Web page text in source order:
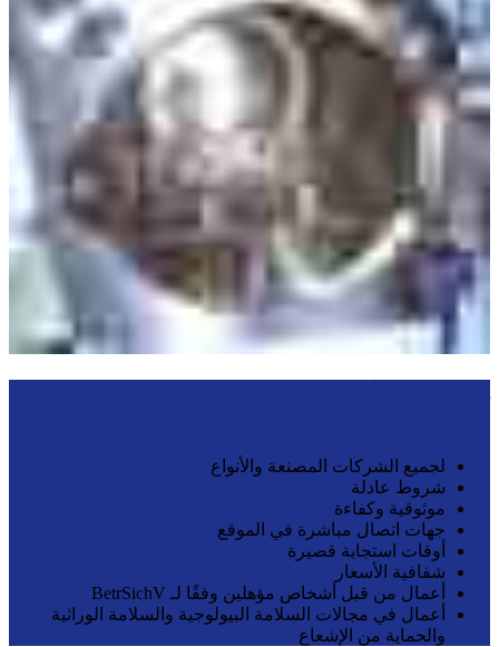
لجميع الشركات المصنعة والأنواع
شروط عادلة
موثوقية وكفاءة
جهات اتصال مباشرة في الموقع
أوقات استجابة قصيرة
شفافية الأسعار
أعمال من قبل أشخاص مؤهلين وفقًا لـ BetrSichV
أعمال في مجالات السلامة البيولوجية والسلامة الوراثية
والحماية من الإشعاع